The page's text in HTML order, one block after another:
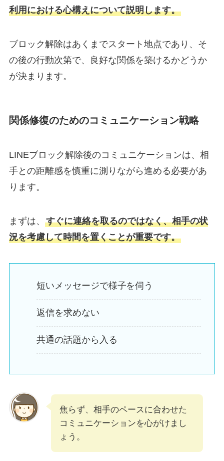
利用における心構えについて説明します。
ブロック解除はあくまでスタート地点であり、そ
の後の行動次第で、良好な関係を築けるかどうか
が決まります。
関係修復のためのコミュニケーション戦略
LINEブロック解除後のコミュニケーションは、相
手との距離感を慎重に測りながら進める必要があ
ります。
まずは、 すぐに連絡を取るのではなく、相手の状
況を考慮して時間を置くことが重要です。
短いメッセージで様子を伺う
返信を求めない
共通の話題から入る
焦らず、相手のペースに合わせた
コミュニケーションを心がけまし
ょう。